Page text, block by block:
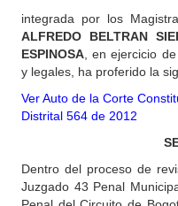
integrada por los
ALFREDO BELTRAN
ESPINOSA , en ejercicio
y legales, ha proferido la
Ver Auto de la Corte
Distrital 564 de 2012
Dentro del proceso de
Juzgado 43 Penal